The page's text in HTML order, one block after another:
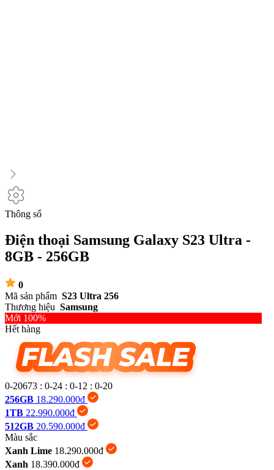
Thông số
Điện thoại Samsung Galaxy S23 Ultra -
8GB - 256GB
0
Mã sản phẩm S23 Ultra 256
Thương hiệu Samsung
Mới 100%
Hết hàng
0-20673 : 0-24 : 0-12 : 0-21
256GB 18.290.000đ
1TB 22.990.000đ
512GB 20.590.000đ
Màu sắc
Xanh Lime 18.290.000đ
Xanh 18.390.000đ